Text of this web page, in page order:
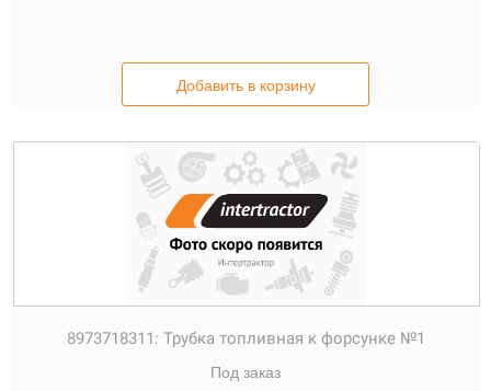
Добавить в корзину
8973718311: Трубка топливная к форсунке №1
Под заказ